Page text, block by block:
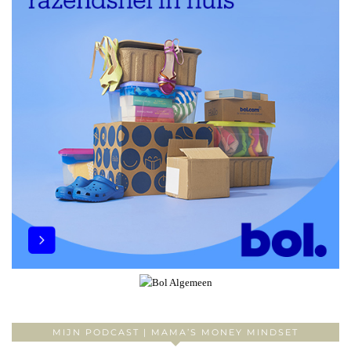
MIJN PODCAST | MAMA’S MONEY MINDSET